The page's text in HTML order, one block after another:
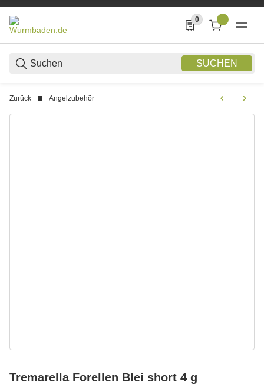
SUCHEN
0
0 Produkte in der
Zurück Angelzubehör
Tremarella Forellen Blei short 4 g